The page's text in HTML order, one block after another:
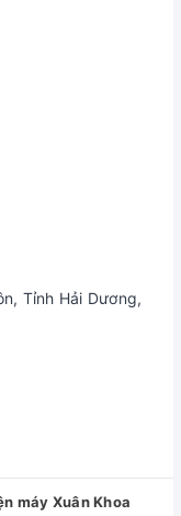
Tỉnh Hải Dương,
máy Xuân Khoa